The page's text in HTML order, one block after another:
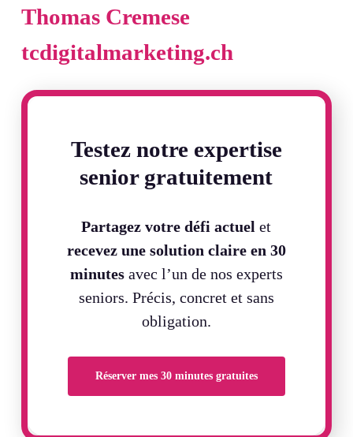
Thomas Cremese
tcdigitalmarketing.ch
Testez notre expertise
senior gratuitement
Partagez votre défi actuel et
recevez une solution claire en 30
minutesavec l’un de nos experts
seniors. Précis, concret et sans
obligation.
Réserver mes 30 minutes gratuites